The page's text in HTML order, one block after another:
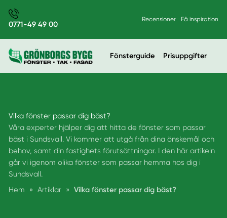
0771-49 49 00
Recensioner Få inspiration
Fönsterguide Prisuppgifter
Vilka fönster passar dig bäst?
Våra experter hjälper dig att hitta de fönster som passar
bäst i Sundsvall. Vi kommer att utgå från dina önskemål och
behov, samt din fastighets förutsättningar. I den här artikeln
går vi igenom olika fönster som passar hemma hos dig i
Sundsvall.
Hem
» Artiklar » Vilka fönster passar dig bäst?